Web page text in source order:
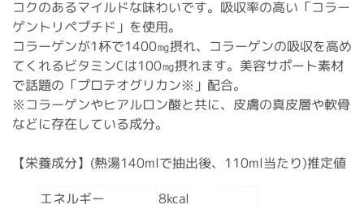
コクのあるマイルドな味わいです。吸収率の高い「コラー
ゲントリペプチド」を使用。
コラーゲンが1杯で1400㎎摂れ、コラーゲンの吸収を高め
てくれるビタミンCは100㎎摂れます。美容サポート素材
で話題の「プロテオグリカン※」配合。
※コラーゲンやヒアルロン酸と共に、皮膚の真皮層や軟骨
などに存在している成分。
【栄養成分】(熱湯140mlで抽出後、110ml当たり)推定値
エネルギー 8kcal